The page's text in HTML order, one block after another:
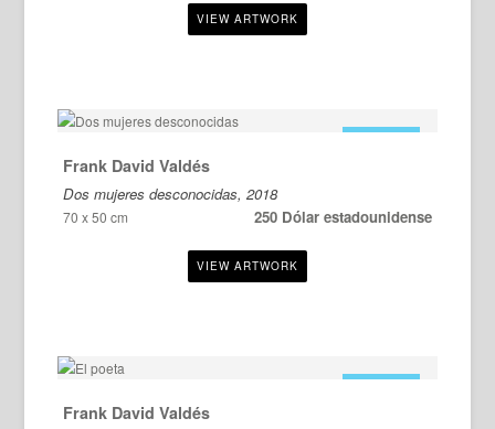
Frank David Valdés
Dos mujeres desconocidas, 2018
70 x 50 cm 250 Dólar estadounidense
Frank David Valdés